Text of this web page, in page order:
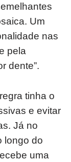
Um
nas
pela
dente”.
tinha o
e evitar
Já no
longo do
uma